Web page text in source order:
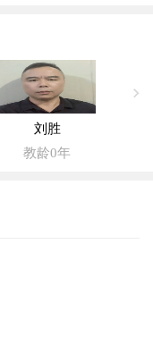
刘胜
教龄0年